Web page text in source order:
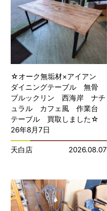
☆オーク無垢材×アイアン
ダイニングテーブル 無骨
ブルックリン 西海岸 ナチ
ュラル カフェ風 作業台
テーブル 買取しました☆
26年8月7日
天白店 2026.08.07